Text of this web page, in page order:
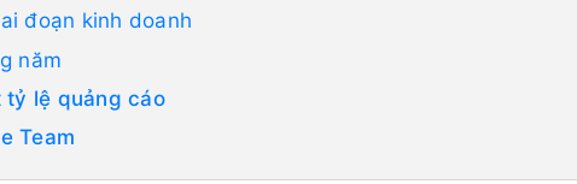
đoạn kinh doanh
năm
tỷ lệ quảng cáo
Team